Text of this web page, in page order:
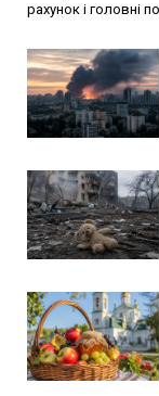
рахунок і головні